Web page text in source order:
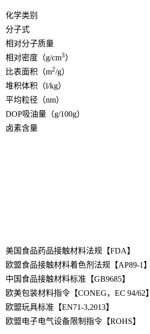
化学类别
分子式
相对分子质量
相对密度（g/cm3）
比表面积（m2/g）
堆积体积（l/kg）
平均粒径（nm）
DOP吸油量（g/100g）
卤素含量
美国食品药品接触材料法规【FDA】
欧盟食品接触材料着色剂法规【AP89-1】
中国食品接触材料标准【GB9685】
欧美包装材料指令【CONEG，EC 94/62】
欧盟玩具标准【EN71-3,2013】
欧盟电子电气设备限制指令【ROHS】